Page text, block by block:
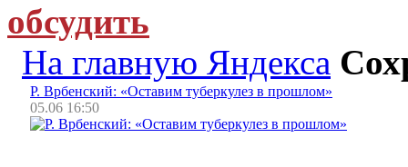
обсудить
На главную Яндекса
Р. Врбенский: «Оставим туберкулез в прошлом»
05.06 16:50